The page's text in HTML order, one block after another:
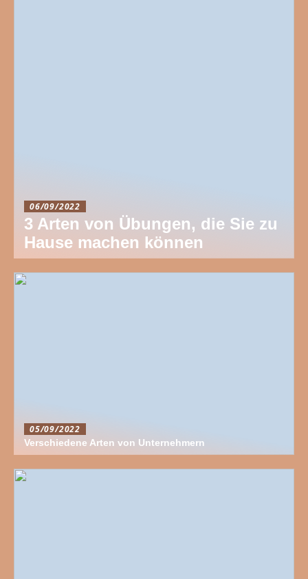
06/09/2022
3 Arten von Übungen, die Sie zu
Hause machen können
05/09/2022
Verschiedene Arten von Unternehmern